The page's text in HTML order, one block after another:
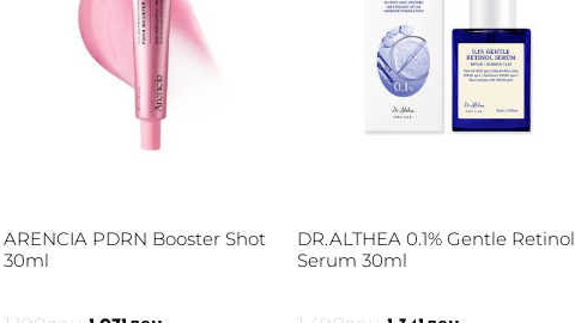
ARENCIA PDRN Booster Shot
30ml
DR.ALTHEA 0.1% Gentle Retinol
Serum 30ml